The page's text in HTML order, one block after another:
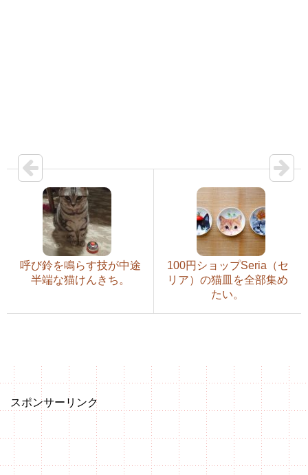
呼び鈴を鳴らす技が中途
半端な猫けんきち。
100円ショップSeria（セ
リア）の猫皿を全部集め
たい。
スポンサーリンク